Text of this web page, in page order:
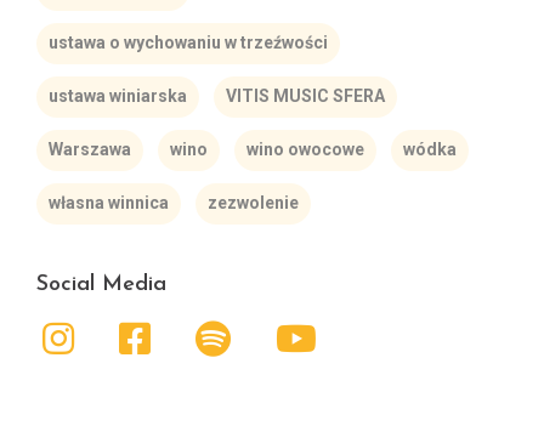
ustawa o wychowaniu w trzeźwości
ustawa winiarska VITIS MUSIC SFERA
Warszawa wino wino owocowe wódka
własna winnica zezwolenie
Social Media